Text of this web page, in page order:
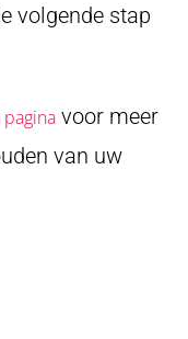
volgende stap
voor meer
van uw